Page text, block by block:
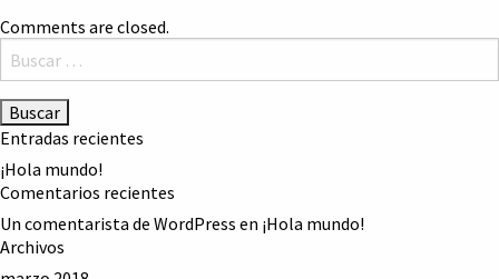
Comments are closed.
Buscar:
Entradas recientes
¡Hola mundo!
Comentarios recientes
Un comentarista de WordPress en ¡Hola mundo!
Archivos